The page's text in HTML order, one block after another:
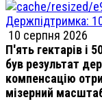
Держпідтримка:
10 серпня 2026
П'ять гектарів і
був результат
компенсацію
мізерний